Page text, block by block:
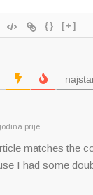
{} [+]
prije
matches the
I had some